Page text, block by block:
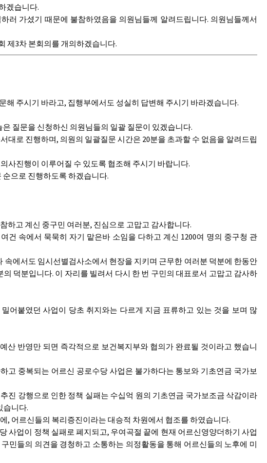
겠습니다.
러 가셨기 때문에 불참하였음을 의원님들께 알려드립니다. 의원님들께서
제3차 본회의를 개의하겠습니다.
해 주시기 바라고, 집행부에서도 성실히 답변해 주시기 바라겠습니다.
질문을 신청하신 의원님들의 일괄 질문이 있겠습니다.
대로 진행하며, 의원의 일괄질문 시간은 20분을 초과할 수 없음을 알려드립
사진행이 이루어질 수 있도록 협조해 주시기 바랍니다.
순으로 진행하도록 하겠습니다.
하고 계신 중구민 여러분, 진심으로 고맙고 감사합니다.
건 속에서 묵묵히 자기 맡은바 소임을 다하고 계신 1200여 명의 중구청 관
에서도 임시선별검사소에서 현장을 지키며 근무한 여러분 덕분에 한동안
덕분입니다. 이 자리를 빌려서 다시 한 번 구민의 대표로서 고맙고 감사하
어붙였던 사업이 당초 취지와는 다르게 지금 표류하고 있는 것을 보며 많
반영만 되면 즉각적으로 보건복지부와 협의가 완료될 것이라고 했습니
고 중복되는 어르신 공로수당 사업은 불가하다는 통보와 기초연금 국가보
진 강행으로 인한 정책 실패는 수십억 원의 기초연금 국가보조금 삭감이라
습니다.
, 어르신들의 복리증진이라는 대승적 차원에서 협조를 하였습니다.
사업이 정책 실패로 폐지되고, 우여곡절 끝에 현재 어르신영양더하기 사업
민들의 의견을 경청하고 소통하는 의정활동을 통해 어르신들의 노후에 미